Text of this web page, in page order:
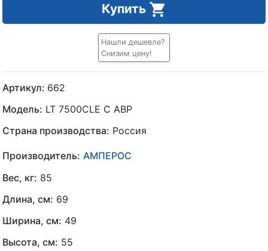
Купить
Нашли дешевле?
Снизим цену!
Артикул: 662
Модель: LT 7500CLE С АВР
Страна производства: Россия
Производитель: АМПЕРОС
Вес, кг: 85
Длина, см: 69
Ширина, см: 49
Высота, см: 55